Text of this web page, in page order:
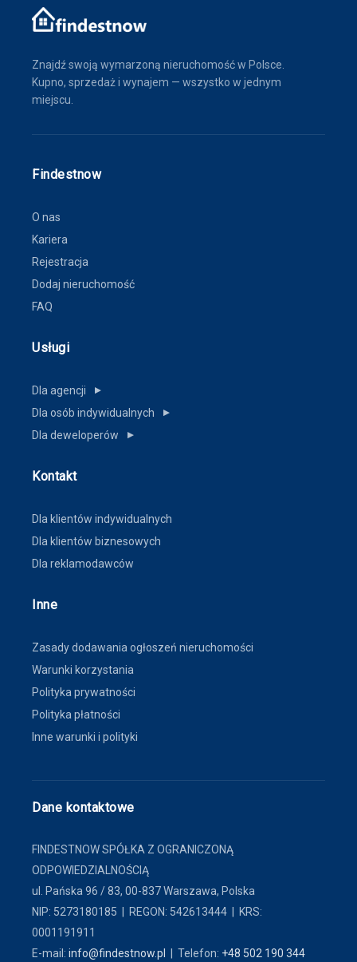
Znajdź swoją wymarzoną nieruchomość w Polsce.
Kupno, sprzedaż i wynajem — wszystko w jednym
miejscu.
Findestnow
O nas
Kariera
Rejestracja
Dodaj nieruchomość
FAQ
Usługi
Dla agencji ▼
Dla osób indywidualnych ▼
Dla deweloperów ▼
Kontakt
Dla klientów indywidualnych
Dla klientów biznesowych
Dla reklamodawców
Inne
Zasady dodawania ogłoszeń nieruchomości
Warunki korzystania
Polityka prywatności
Polityka płatności
Inne warunki i polityki
Dane kontaktowe
FINDESTNOW SPÓŁKA Z OGRANICZONĄ
ODPOWIEDZIALNOŚCIĄ
ul. Pańska 96 / 83, 00-837 Warszawa, Polska
NIP: 5273180185 | REGON: 542613444 | KRS:
0001191911
E-mail: info@findestnow.pl | Telefon: +48 502 190 344